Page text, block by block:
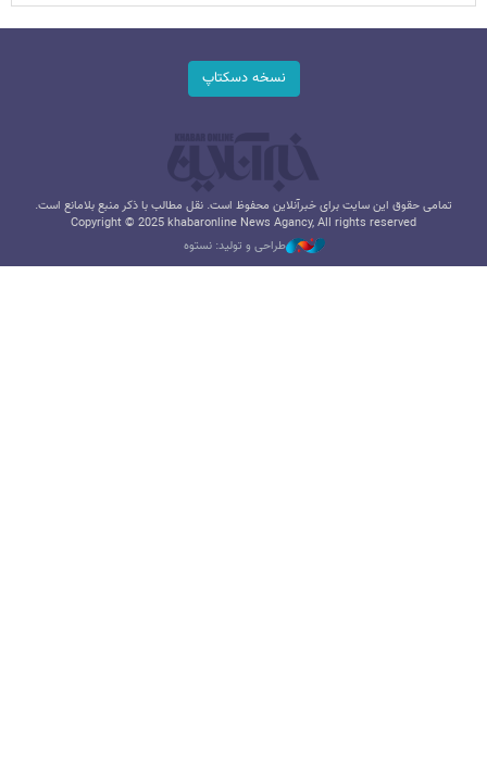
نسخه دسکتاپ
تمامی حقوق این سایت برای خبرآنلاین محفوظ است. نقل مطالب با ذکر منبع بلامانع است.
Copyright © 2025 khabaronline News Agancy, All rights reserved
طراحی و تولید: نستوه